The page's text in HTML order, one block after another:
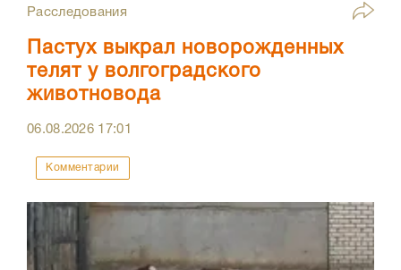
Расследования
Пастух выкрал новорожденных
телят у волгоградского
животновода
06.08.2026 17:01
Комментарии